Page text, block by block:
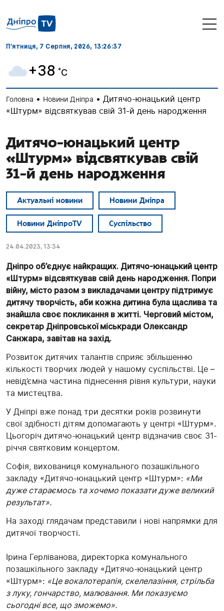
П’ятниця, 7 Серпня, 2026, 13:26:38
+38 ˚C
Головна • Новини Дніпра • Дитячо-юнацький центр
«Штурм» відсвяткував свій 31-й день народження
Дитячо-юнацький центр
«Штурм» відсвяткував свій
31-й день народження
Актуальні новини Новини Дніпра
Новини ДніпроTV Суспільство
24.04.2023, 13:34
Дніпро об’єднує найкращих. Дитячо-юнацький центр
«Штурм» відсвяткував свій день народження. Попри
війну, місто разом з викладачами центру підтримує
дитячу творчість, аби кожна дитина була щаслива та
знайшла своє покликання в житті. Черговий містом,
секретар Дніпровської міськради Олександр
Санжара, завітав на захід.
Розвиток дитячих талантів сприяє збільшенню
кількості творчих людей у нашому суспільстві. Це –
невід’ємна частина піднесення рівня культури, науки
та мистецтва.
У Дніпрі вже понад три десятки років розвинути
свої здібності дітям допомагають у центрі «Штурм».
Цьогоріч дитячо-юнацький центр відзначив своє 31-
річчя святковим концертом.
Софія, вихованиця комунального позашкільного
закладу «Дитячо-юнацький центр «Штурм»: «Ми
дуже стараємось та хочемо показати дуже великий
результат».
На заході глядачам представили і нові напрямки для
дитячої творчості.
Ірина Герліванова, директорка комунального
позашкільного закладу «Дитячо-юнацький центр
«Штурм»: «Це вокалотерапія, скелелазіння, стрільба
з луку, гончарство, малювання. Ми показуємо
сьогодні все, що зможемо».